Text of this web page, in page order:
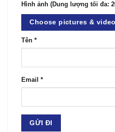
Hình ảnh (Dung lượng tối đa:
Choose pictures &
Tên *
Email *